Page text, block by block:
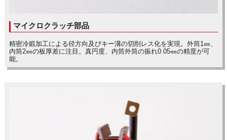
マイクロクラッチ部品
精密冷鍛加工による径方向及びキー溝の切削レス化を実現。外筒1㎜、
内筒2㎜の板厚差に注目。真円度、内筒外筒の振れ0.05㎜の精度が可
能。